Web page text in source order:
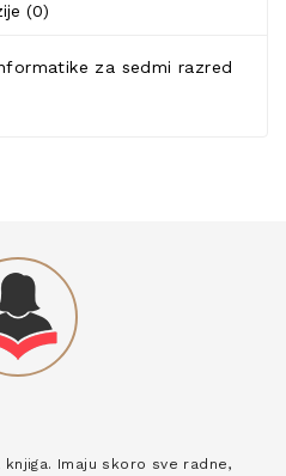
(0)
za sedmi razred
Imaju skoro sve radne,